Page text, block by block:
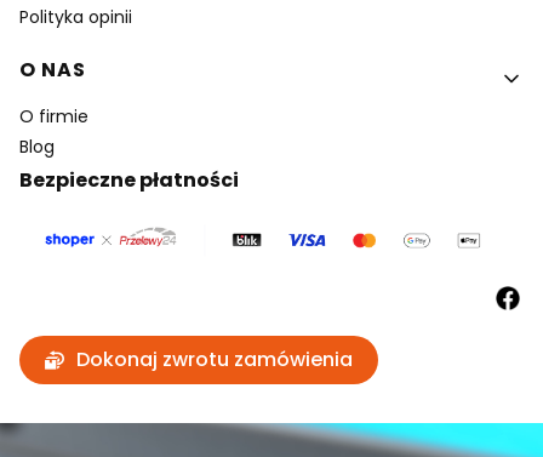
Polityka opinii
O NAS
O firmie
Blog
Bezpieczne płatności
Dokonaj zwrotu zamówienia